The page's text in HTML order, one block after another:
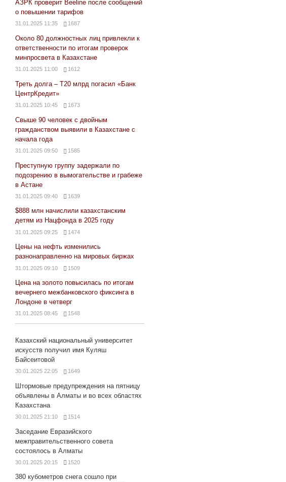
АЗРК проверит Beeline после сообщений
о повышении тарифов
31.01.2025 11:35 1687
Около 80 должностных лиц привлекли к
ответственности по итогам проверок
минпросвета в Казахстане
31.01.2025 11:00 1612
Треть долга – Т20 млрд погасил «Банк
ЦентрКредит»
31.01.2025 10:45 1673
Свыше 90 человек с двойным
гражданством выявили в Казахстане с
начала года
31.01.2025 09:50 1585
Преступную группу задержали по
подозрению в вымогательстве и грабеже
в Астане
31.01.2025 09:40 1639
$888 млн начислили казахстанским
детям из Нацфонда в 2025 году
31.01.2025 09:25 1474
Цены на нефть изменились
разнонаправленно на мировых биржах
31.01.2025 09:10 1509
Цена на золото повысилась по итогам
вечернего межбанковского фиксинга в
Лондоне в четверг
31.01.2025 08:45 1548
Казахский национальный университет
искусств получил имя Куляш
Байсеитовой
30.01.2025 22:05 1649
Штормовые предупреждения на пятницу
объявлены в Алматы и во всех областях
Казахстана
30.01.2025 21:10 1514
Заседание Евразийского
межправительственного совета
состоялось в Алматы
30.01.2025 20:15 1520
380 кубометров снега сошло при